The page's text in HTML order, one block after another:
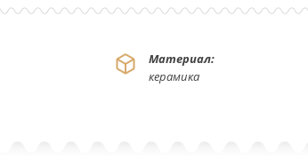
Материал:
керамика